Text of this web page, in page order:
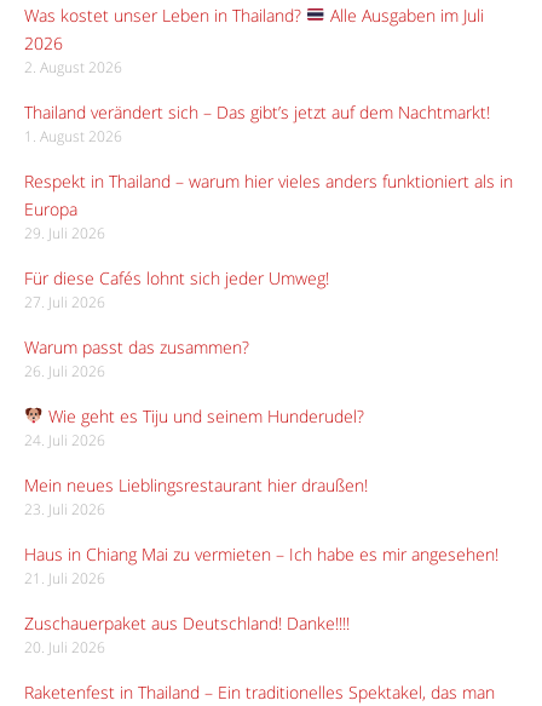
Was kostet unser Leben in Thailand?
Alle Ausgaben im Juli
2026
2. August 2026
Thailand verändert sich – Das gibt’s jetzt auf dem Nachtmarkt!
1. August 2026
Respekt in Thailand – warum hier vieles anders funktioniert als in
Europa
29. Juli 2026
Für diese Cafés lohnt sich jeder Umweg!
27. Juli 2026
Warum passt das zusammen?
26. Juli 2026
Wie geht es Tiju und seinem Hunderudel?
24. Juli 2026
Mein neues Lieblingsrestaurant hier draußen!
23. Juli 2026
Haus in Chiang Mai zu vermieten – Ich habe es mir angesehen!
21. Juli 2026
Zuschauerpaket aus Deutschland! Danke!!!!
20. Juli 2026
Raketenfest in Thailand – Ein traditionelles Spektakel, das man